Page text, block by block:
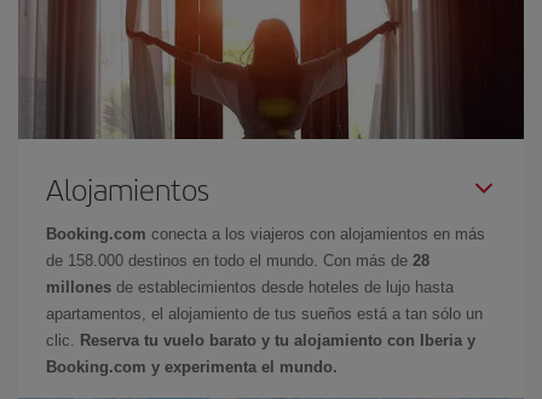
Alojamientos
Booking.com conecta a los viajeros con alojamientos en más
de 158.000 destinos en todo el mundo. Con más de 28
millones de establecimientos desde hoteles de lujo hasta
apartamentos, el alojamiento de tus sueños está a tan sólo un
clic.
Reserva tu vuelo barato y tu alojamiento con Iberia y
Booking.com y experimenta el mundo.